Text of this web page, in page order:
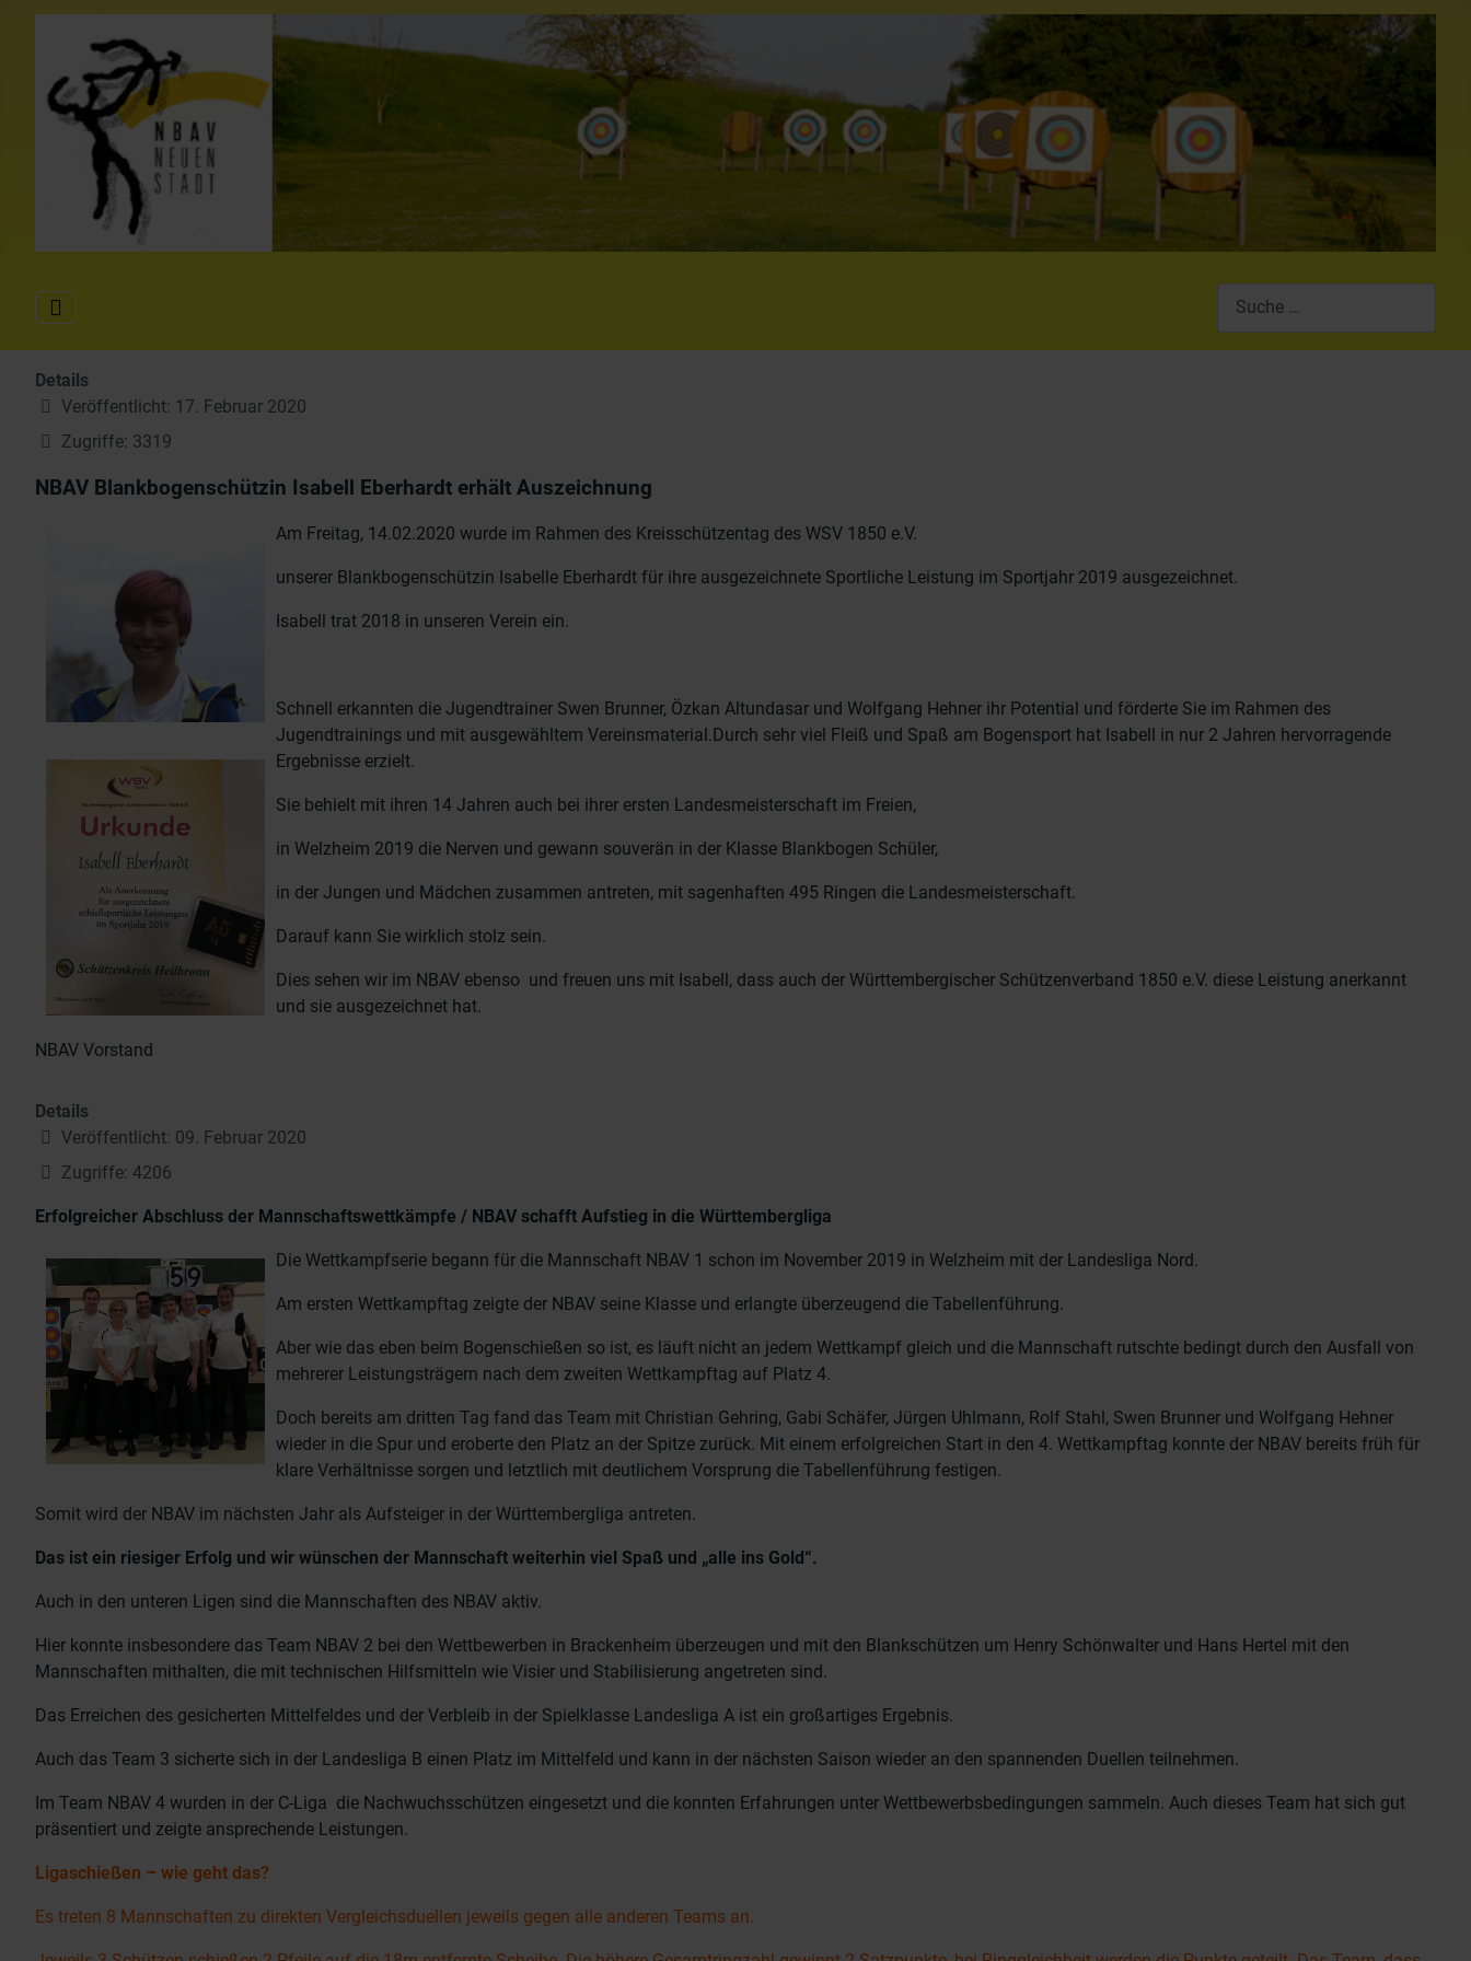
Details
Veröffentlicht: 17. Februar 2020
Zugriffe: 3319
NBAV Blankbogenschützin Isabell Eberhardt erhält Auszeichnung
Am Freitag, 14.02.2020 wurde im Rahmen des Kreisschützentag des WSV 1850 e.V.
unserer Blankbogenschützin Isabelle Eberhardt für ihre ausgezeichnete Sportliche Leistung im Sportjahr 2019 ausgezeichnet.
Isabell trat 2018 in unseren Verein ein.
Schnell erkannten die Jugendtrainer Swen Brunner, Özkan Altundasar und Wolfgang Hehner ihr Potential und förderte Sie im Rahmen des
Jugendtrainings und mit ausgewähltem Vereinsmaterial.Durch sehr viel Fleiß und Spaß am Bogensport hat Isabell in nur 2 Jahren hervorragende
Ergebnisse erzielt.
Sie behielt mit ihren 14 Jahren auch bei ihrer ersten Landesmeisterschaft im Freien,
in Welzheim 2019 die Nerven und gewann souverän in der Klasse Blankbogen Schüler,
in der Jungen und Mädchen zusammen antreten, mit sagenhaften 495 Ringen die Landesmeisterschaft.
Darauf kann Sie wirklich stolz sein.
Dies sehen wir im NBAV ebenso und freuen uns mit Isabell, dass auch der Württembergischer Schützenverband 1850 e.V. diese Leistung anerkannt
und sie ausgezeichnet hat.
NBAV Vorstand
Details
Veröffentlicht: 09. Februar 2020
Zugriffe: 4206
Erfolgreicher Abschluss der Mannschaftswettkämpfe / NBAV schafft Aufstieg in die Württembergliga
Die Wettkampfserie begann für die Mannschaft NBAV 1 schon im November 2019 in Welzheim mit der Landesliga Nord.
Am ersten Wettkampftag zeigte der NBAV seine Klasse und erlangte überzeugend die Tabellenführung.
Aber wie das eben beim Bogenschießen so ist, es läuft nicht an jedem Wettkampf gleich und die Mannschaft rutschte bedingt durch den Ausfall von
mehrerer Leistungsträgern nach dem zweiten Wettkampftag auf Platz 4.
Doch bereits am dritten Tag fand das Team mit Christian Gehring, Gabi Schäfer, Jürgen Uhlmann, Rolf Stahl, Swen Brunner und Wolfgang Hehner
wieder in die Spur und eroberte den Platz an der Spitze zurück. Mit einem erfolgreichen Start in den 4. Wettkampftag konnte der NBAV bereits früh für
klare Verhältnisse sorgen und letztlich mit deutlichem Vorsprung die Tabellenführung festigen.
Somit wird der NBAV im nächsten Jahr als Aufsteiger in der Württembergliga antreten.
Das ist ein riesiger Erfolg und wir wünschen der Mannschaft weiterhin viel Spaß und „alle ins Gold“.
Auch in den unteren Ligen sind die Mannschaften des NBAV aktiv.
Hier konnte insbesondere das Team NBAV 2 bei den Wettbewerben in Brackenheim überzeugen und mit den Blankschützen um Henry Schönwalter und Hans Hertel mit den
Mannschaften mithalten, die mit technischen Hilfsmitteln wie Visier und Stabilisierung angetreten sind.
Das Erreichen des gesicherten Mittelfeldes und der Verbleib in der Spielklasse Landesliga A ist ein großartiges Ergebnis.
Auch das Team 3 sicherte sich in der Landesliga B einen Platz im Mittelfeld und kann in der nächsten Saison wieder an den spannenden Duellen teilnehmen.
Im Team NBAV 4 wurden in der C-Liga die Nachwuchsschützen eingesetzt und die konnten Erfahrungen unter Wettbewerbsbedingungen sammeln. Auch dieses Team hat sich gut
präsentiert und zeigte ansprechende Leistungen.
Ligaschießen – wie geht das?
Es treten 8 Mannschaften zu direkten Vergleichsduellen jeweils gegen alle anderen Teams an.